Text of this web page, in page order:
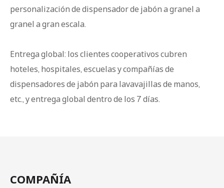
personalización de dispensador de jabón a granel a
granel a gran escala.
Entrega global: los clientes cooperativos cubren
hoteles, hospitales, escuelas y compañías de
dispensadores de jabón para lavavajillas de manos,
etc., y entrega global dentro de los 7 días.
COMPAÑÍA